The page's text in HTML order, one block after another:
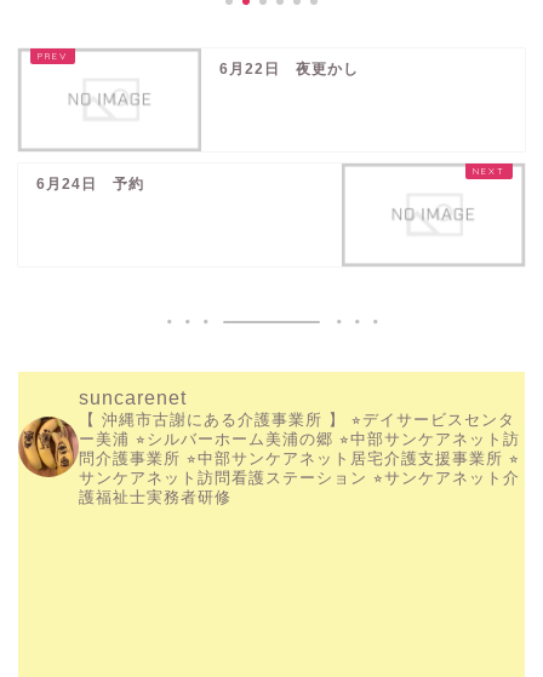
6月22日 夜更かし
6月24日 予約
suncarenet
【 沖縄市古謝にある介護事業所 】
⭐︎デイサービスセンタ
ー美浦 ⭐︎シルバーホーム美浦の郷 ⭐︎中部サンケアネット訪
問介護事業所 ⭐︎中部サンケアネット居宅介護支援事業所 ⭐︎
サンケアネット訪問看護ステーション ⭐︎サンケアネット介
護福祉士実務者研修